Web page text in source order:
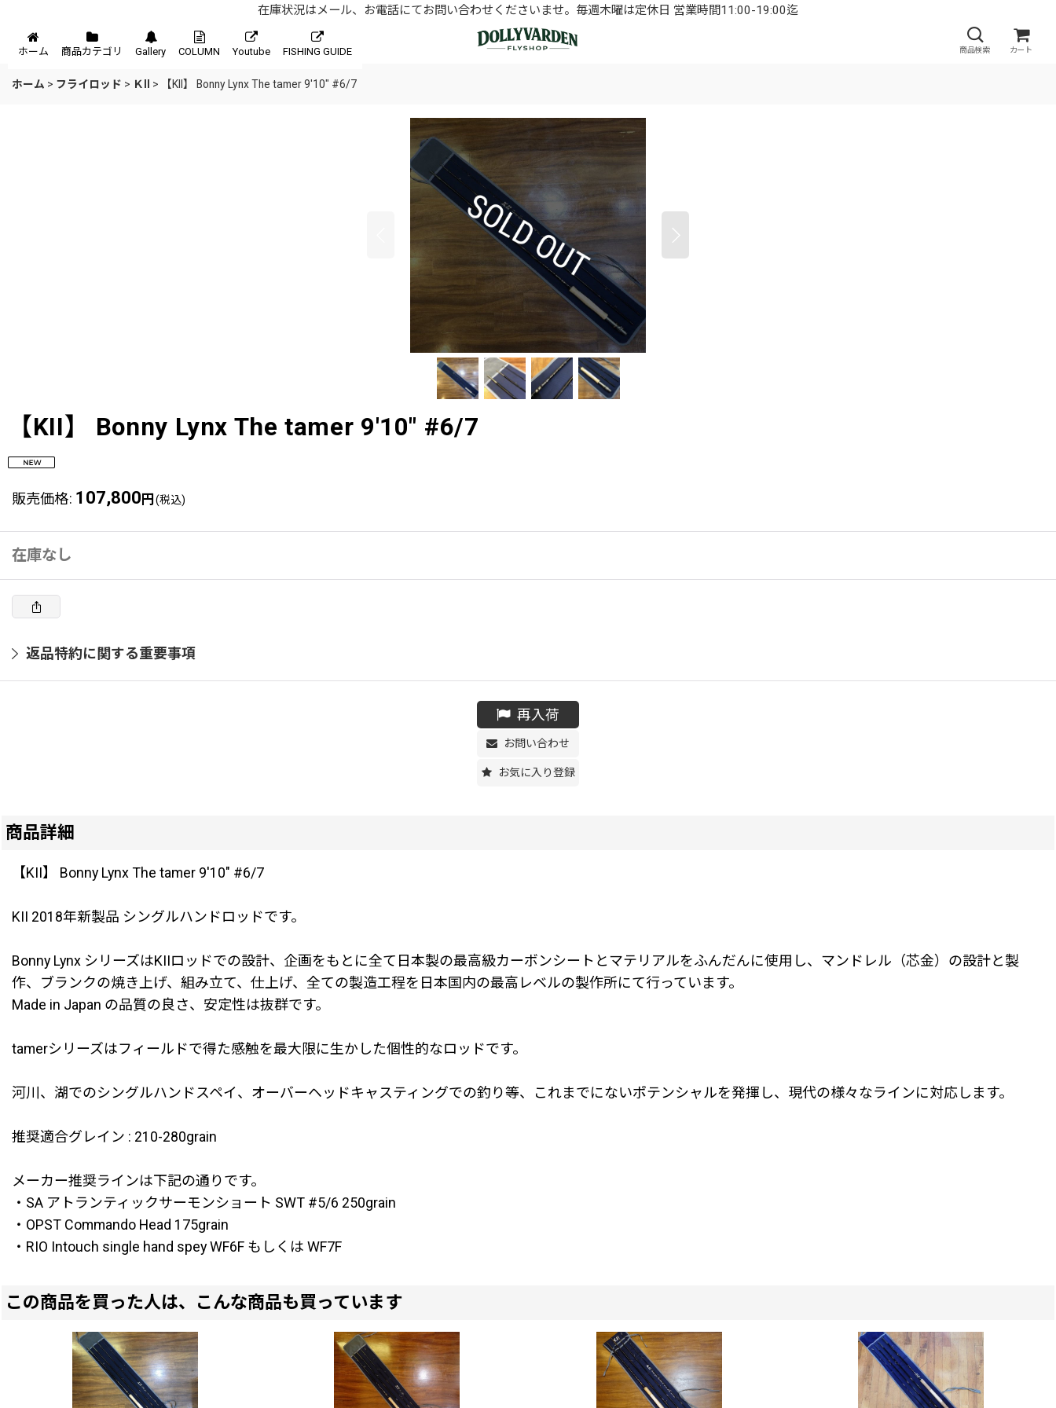
在庫状況はメール、お電話にてお問い合わせくださいませ。毎週木曜は定休日 営業時間11:00-19:00迄
メニュー 商品検索 カート
ホーム 商品カテゴリ Gallery COLUMN Youtube FISHING GUIDE
ホーム > フライロッド > ＫII > 【KII】 Bonny Lynx The tamer 9'10" #6/7
【KII】 Bonny Lynx The tamer 9'10" #6/7
販売価格: 107,800 円 (税込)
在庫なし
返品特約に関する重要事項
再入荷
お問い合わせ
お気に入り登録
商品詳細
【KII】 Bonny Lynx The tamer 9'10" #6/7
KII 2018年新製品 シングルハンドロッドです。
Bonny Lynx シリーズはKIIロッドでの設計、企画をもとに全て日本製の最高級カーボンシートとマテリアルをふんだんに使用し、マンドレル（芯金）の設計と製
作、ブランクの焼き上げ、組み立て、仕上げ、全ての製造工程を日本国内の最高レベルの製作所にて行っています。
Made in Japan の品質の良さ、安定性は抜群です。
tamerシリーズはフィールドで得た感触を最大限に生かした個性的なロッドです。
河川、湖でのシングルハンドスペイ、オーバーヘッドキャスティングでの釣り等、これまでにないポテンシャルを発揮し、現代の様々なラインに対応します。
推奨適合グレイン : 210-280grain
メーカー推奨ラインは下記の通りです。
・SA アトランティックサーモンショート SWT #5/6 250grain
・OPST Commando Head 175grain
・RIO Intouch single hand spey WF6F もしくは WF7F
この商品を買った人は、こんな商品も買っています